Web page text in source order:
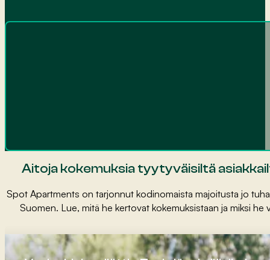
Aitoja kokemuksia tyytyväisiltä
Spot Apartments on tarjonnut kodinomaista majoitusta jo
Suomen. Lue, mitä he kertovat kokemuksistaan ja miksi